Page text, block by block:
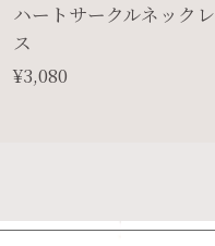
ハートサークルネックレ
ス
¥3,080